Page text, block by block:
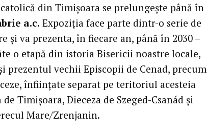
din Timișoara se prelungește până în
a.c. Expoziția face parte dintr-o serie de
și va prezenta, în fiecare an, până în 2030 –
o etapă din istoria Bisericii noastre locale,
prezentul vechii Episcopii de Cenad, precum
înființate separat pe teritoriul acesteia
de Timișoara, Dieceza de Szeged-Csanád și
Mare/Zrenjanin.